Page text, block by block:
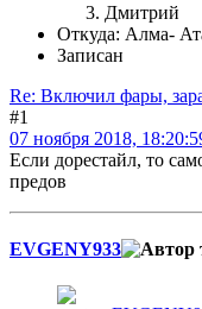
Дмитрий
Откуда: Алма-
Записан
Re: Включил фары,
#1
07 ноября 2018,
Если дорестайл, то
предов
EVGENY933